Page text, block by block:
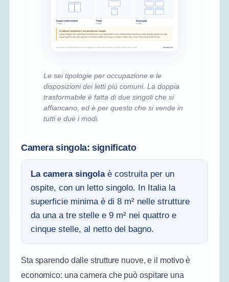
Le sei tipologie per occupazione e le
disposizioni dei letti più comuni. La doppia
trasformabile è fatta di due singoli che si
affiancano, ed è per questo che si vende in
tutti e due i modi.
Camera singola: significato
La camera singolaè costruita per un
ospite, con un letto singolo. In Italia la
superficie minima è di 8 m² nelle strutture
da una a tre stelle e 9 m² nei quattro e
cinque stelle, al netto del bagno.
Sta sparendo dalle strutture nuove, e il motivo è
economico: una camera che può ospitare una